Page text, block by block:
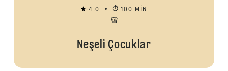
4.0 100 MIN
Neşeli Çocuklar